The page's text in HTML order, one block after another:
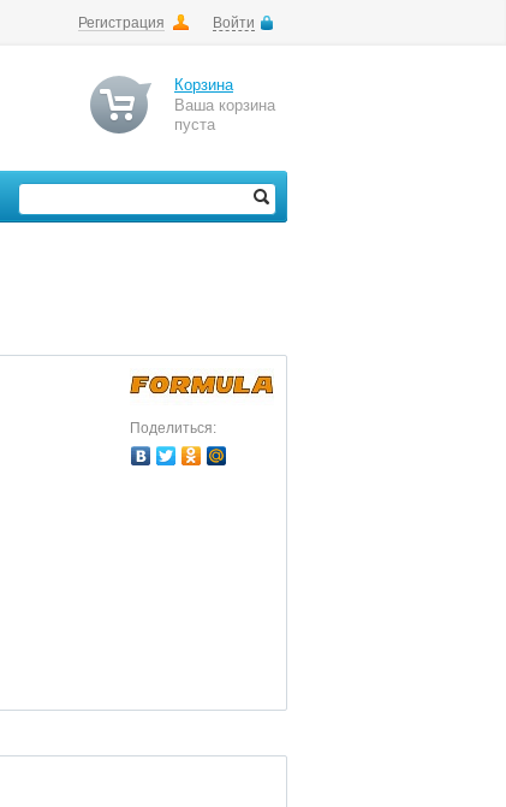
Регистрация Войти
Корзина
Ваша корзина
пуста
Поделиться: